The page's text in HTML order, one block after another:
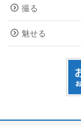
撮る
魅せる